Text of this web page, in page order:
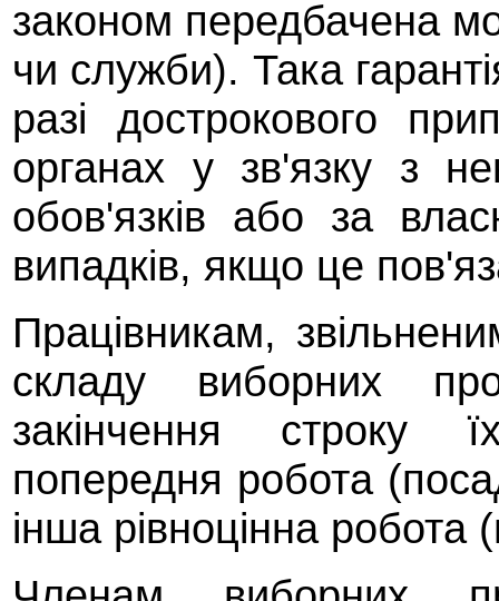
законом передбачена
чи служби). Така
разі дострокового
органах у зв'язку з
обов'язків або за
випадків, якщо це
Працівникам,
складу виборних
закінчення строку
попередня робота
інша рівноцінна робота